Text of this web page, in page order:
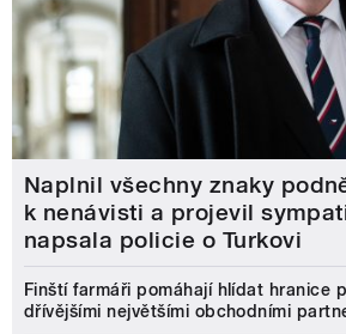
Naplnil všechny znaky
k nenávisti a projevil
napsala policie o Turkovi
Finští farmáři pomáhají hlídat hranice
dřívějšími největšími obchodními